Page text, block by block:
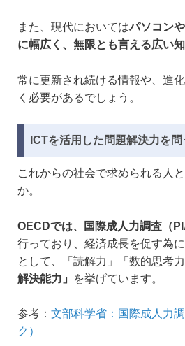
また、現代においてはパソコン
に幅広く、無限とも言える広い
常に更新され続ける情報や、進
く必要があるでしょう。
ICTを活用した問題解決力を問
これからの社会で求められる人
か。
OECDでは、国際成人力調査（
行っており、経済成長を促す為
として、「読解力」「数的思考力
解決能力」
を挙げています。
参考： 文部科学省：国際成人力
ク）